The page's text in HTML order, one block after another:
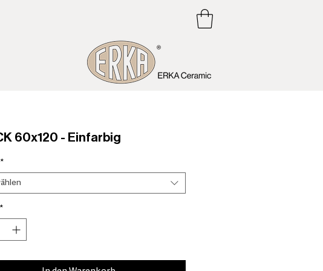
60x120 - Einfarbig
*
*